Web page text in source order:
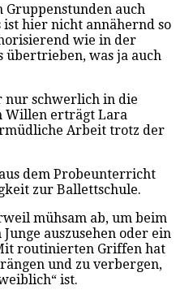
Gruppenstunden auch
hier nicht annähernd so
wie in der
was ja auch
nur schwerlich in die
Willen erträgt Lara
Arbeit trotz der
dem Probeunterricht
zur Ballettschule.
mühsam ab, um beim
auszusehen oder ein
routinierten Griffen hat
und zu verbergen,
ist.